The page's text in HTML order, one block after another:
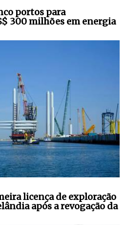
portos para
300 milhões em energia
licença de exploração
após a revogação da